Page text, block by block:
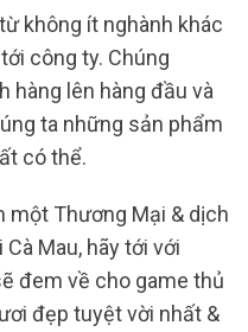
không ít nghành khác
công ty. Chúng
hàng lên hàng đầu và
ta những sản phẩm
có thể.
một Thương Mại & dịch
Mau, hãy tới với
đem về cho game thủ
đẹp tuyệt vời nhất &